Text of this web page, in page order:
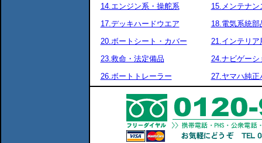
14.エンジン系・操舵系
15.メンテナン
17.デッキハードウエア
18.電気系統部
20.ボートシート・カバー
21.インテリア
23.救命・法定備品
24.ナビゲーシ
26.ボートトレーラー
27.ヤマハ純正